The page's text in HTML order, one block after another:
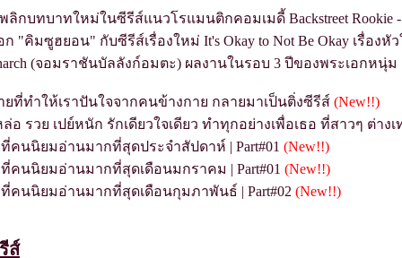
กบทบาทใหม่ในซีรีส์แนวโรแมนติกคอมเมดี้ Backstreet Rookie
"คิมซูฮยอน" กับซีรีส์เรื่องใหม่ It's Okay to Not Be Okay เรื่องหั
(จอมราชันบัลลังก์อมตะ) ผลงานในรอบ 3 ปีของพระเอกหนุ่
ที่ทำให้เราปันใจจากคนข้างกาย กลายมาเป็นติ่งซีรีส์ (New!!)
รวย เปย์หนัก รักเดียวใจเดียว ทำทุกอย่างเพื่อเธอ ที่สาวๆ ต่างเ
คนนิยมอ่านมากที่สุดประจำสัปดาห์ | Part#01 (New!!)
คนนิยมอ่านมากที่สุดเดือนมกราคม | Part#01 (New!!)
คนนิยมอ่านมากที่สุดเดือนกุมภาพันธ์ | Part#02 (New!!)
ส์